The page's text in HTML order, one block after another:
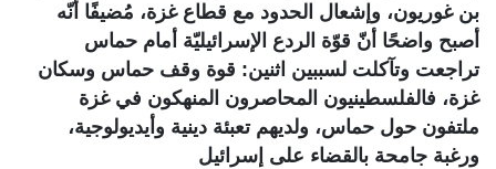
بن غوريون، وإشعال الحدود مع قطاع غزة، مُضيفًا أنّه
أصبح واضحًا أنّ قوّة الردع الإسرائيليّة أمام حماس
تراجعت وتآكلت لسببين اثنين: قوة وقف حماس وسكان
غزة، فالفلسطينيون المحاصرون المنهكون في غزة
ملتفون حول حماس، ولديهم تعبئة دينية وأيديولوجية،
ورغبة جامحة بالقضاء على إسرائيل